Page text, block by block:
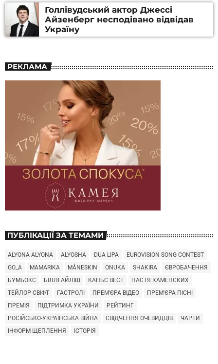
Голлівудський актор Джессі
Айзенберг несподівано відвідав
Україну
РЕКЛАМА
ПУБЛІКАЦІЇ ЗА ТЕМАМИ
ALYONA ALYONA ALYOSHA DUA LIPA
EUROVISION SONG CONTEST
GO_A
MAMARIKA MÅNESKIN ONUKA SHAKIRA
ЄВРОБАЧЕННЯ
БУМБОКС
БІЛЛІ АЙЛІШ КАНЬЄ ВЕСТ
НАСТЯ КАМЕНСКИХ
ТЕЙЛОР СВІФТ
ГАСТРОЛІ ПРЕМ'ЄРА ВІДЕО
ПРЕМ'ЄРА ПІСНІ
ПРЕМІЯ
ПІДТРИМКА УКРАЇНИ
РЕЙТИНГ
РОСІЙСЬКО-УКРАЇНСЬКА ВІЙНА
СВІДЧЕННЯ ОЧЕВИДЦІВ
ЧАРТИ
ІНФОРМ ЩЕПЛЕННЯ
ІСТОРІЯ